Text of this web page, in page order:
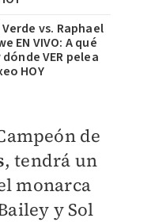
vs. Raphael
EN VIVO: A qué
VER pelea
HOY
de
, tendrá un
monarca
y Sol